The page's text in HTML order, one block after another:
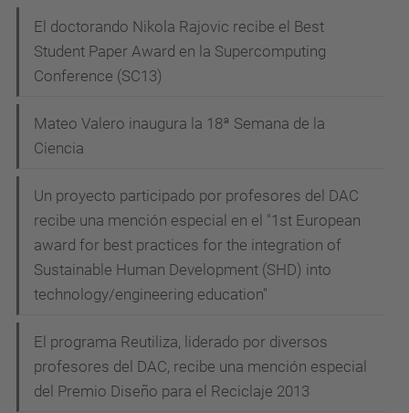
El doctorando Nikola Rajovic recibe el Best
Student Paper Award en la Supercomputing
Conference (SC13)
Mateo Valero inaugura la 18ª Semana de la
Ciencia
Un proyecto participado por profesores del DAC
recibe una mención especial en el "1st European
award for best practices for the integration of
Sustainable Human Development (SHD) into
technology/engineering education"
El programa Reutiliza, liderado por diversos
profesores del DAC, recibe una mención especial
del Premio Diseño para el Reciclaje 2013